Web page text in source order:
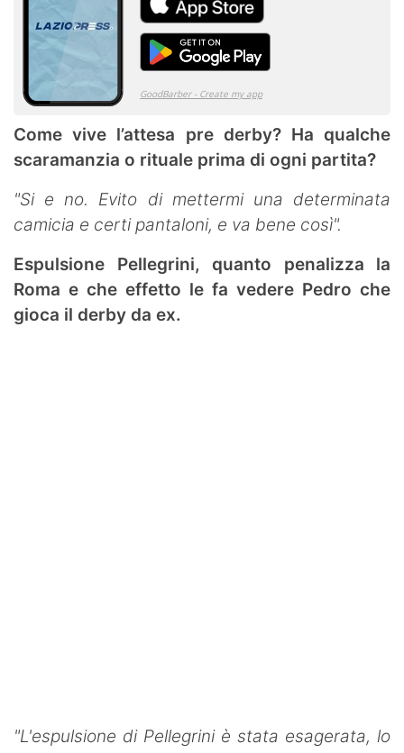
Come vive l’attesa pre derby? Ha qualche
scaramanzia o rituale prima di ogni partita?
"Si e no. Evito di mettermi una determinata
camicia e certi pantaloni, e va bene così".
Espulsione Pellegrini, quanto penalizza la
Roma e che effetto le fa vedere Pedro che
gioca il derby da ex.
"L'espulsione di Pellegrini è stata esagerata, lo